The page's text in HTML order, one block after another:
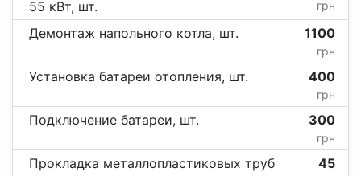
55 кВт, шт.
грн
Демонтаж напольного котла, шт. 1100
грн
Установка батареи отопления, шт. 400
грн
Подключение батареи, шт. 300
грн
Прокладка металлопластиковых труб
45